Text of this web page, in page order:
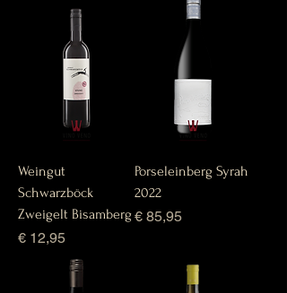
Weingut
Schwarzböck
Zweigelt Bisamberg
Prijs
€ 12,95
Porseleinberg Syrah
2022
Prijs
€ 85,95